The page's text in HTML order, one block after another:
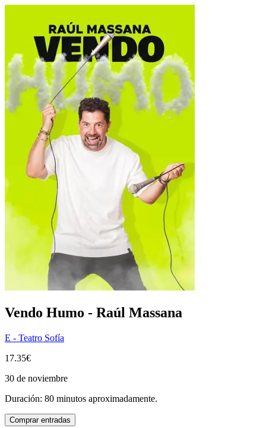
Vendo Humo - Raúl Massana
E - Teatro Sofía
17.35€
30 de noviembre
Duración: 80 minutos aproximadamente.
Comprar entradas